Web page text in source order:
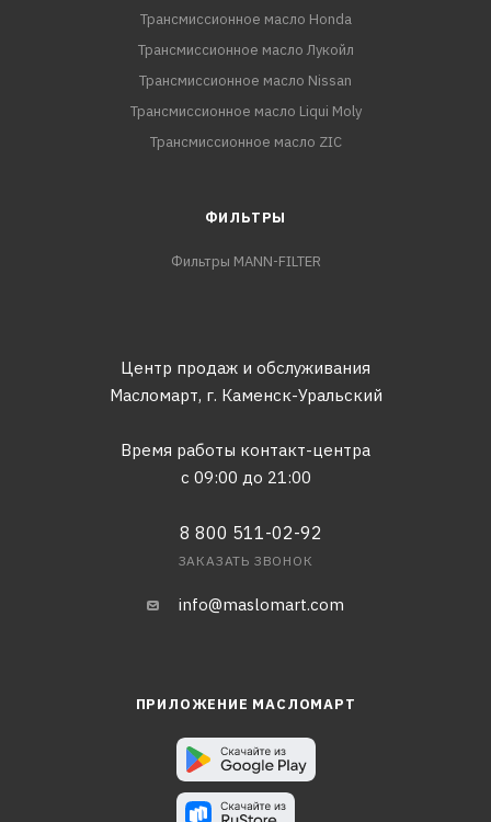
Трансмиссионное масло Honda
Трансмиссионное масло Лукойл
Трансмиссионное масло Nissan
Трансмиссионное масло Liqui Moly
Трансмиссионное масло ZIC
ФИЛЬТРЫ
Фильтры MANN-FILTER
Центр продаж и обслуживания
Масломарт, г. Каменск-Уральский
Время работы контакт-центра
с 09:00 до 21:00
8 800 511-02-92
ЗАКАЗАТЬ ЗВОНОК
info@maslomart.com
ПРИЛОЖЕНИЕ МАСЛОМАРТ